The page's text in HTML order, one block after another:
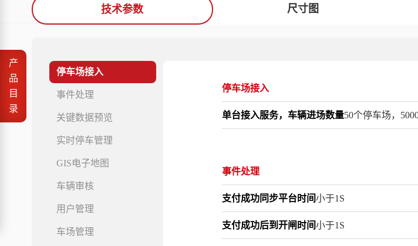
技术参数 尺寸图
停车场接入
事件处理
关键数据预览
实时停车管理
GIS电子地图
车辆审核
用户管理
车场管理
停车场接入
单台接入服务，车辆进场数量50个停车场，
事件处理
支付成功同步平台时间小于1S
支付成功后到开闸时间小于1S
产
品
目
录